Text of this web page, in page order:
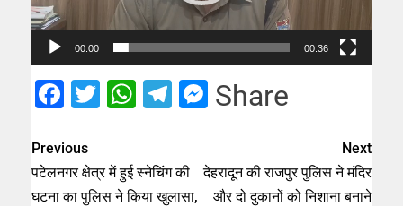
00:00 00:36
Facebook
Twitter
WhatsApp
Telegram
Messenger
Share
Previous
पटेलनगर क्षेत्र में हुई स्नेचिंग की
घटना का पुलिस ने किया खुलासा,
Next
देहरादून की राजपुर पुलिस ने मंदिर
और दो दुकानों को निशाना बनाने